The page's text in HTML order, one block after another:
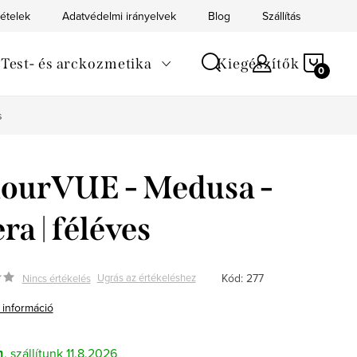
Adatvédelmi irányelvek Blog Szállítás
Test- és arckozmetika Kiegészítők
- Medusa -
| féléves
Nincs értékelés Ugrás az értékeléshez Kód: 277
11.8.2026